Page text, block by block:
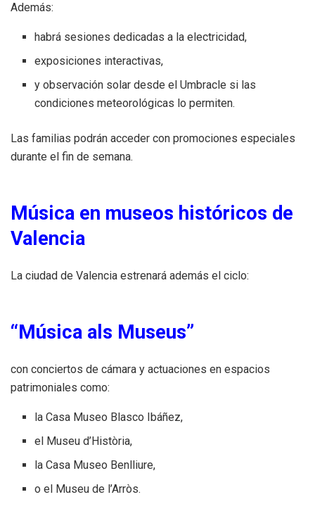
Además:
habrá sesiones dedicadas a la electricidad,
exposiciones interactivas,
y observación solar desde el Umbracle si las
condiciones meteorológicas lo permiten.
Las familias podrán acceder con promociones especiales
durante el fin de semana.
Música en museos históricos de
Valencia
La ciudad de Valencia estrenará además el ciclo:
“Música als Museus”
con conciertos de cámara y actuaciones en espacios
patrimoniales como:
la Casa Museo Blasco Ibáñez,
el Museu d’Història,
la Casa Museo Benlliure,
o el Museu de l’Arròs.